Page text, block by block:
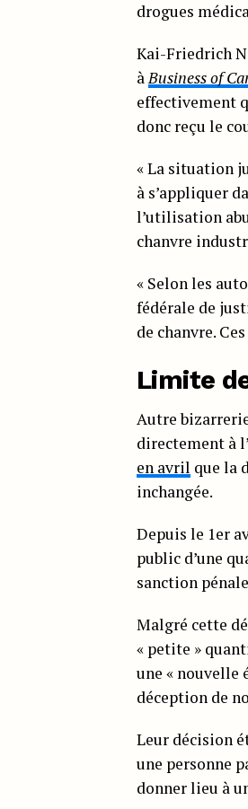
drogues
Kai-Friedrich
à Business of
effectivement
donc reçu le
« La situation
à s’appliquer
l’utilisation
chanvre
« Selon les
fédérale de
de chanvre.
Limite
Autre
directement à
en avril que la
inchangée.
Depuis le 1er
public d’une
sanction
Malgré cette
« petite »
une « nouvelle
déception de
Leur décision
une personne
donner lieu à